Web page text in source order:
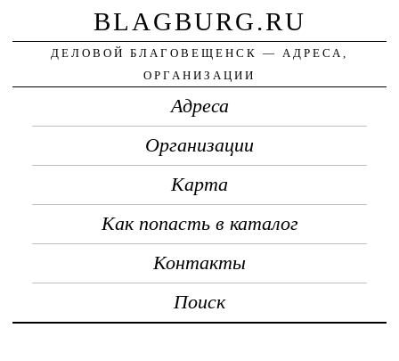
BLAGBURG.RU
ДЕЛОВОЙ БЛАГОВЕЩЕНСК — АДРЕСА,
ОРГАНИЗАЦИИ
Адреса
Организации
Карта
Как попасть в каталог
Контакты
Поиск